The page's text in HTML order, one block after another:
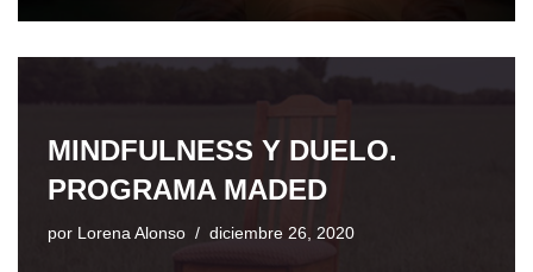
MINDFULNESS Y DUELO.
PROGRAMA MADED
por Lorena Alonso diciembre 26, 2020